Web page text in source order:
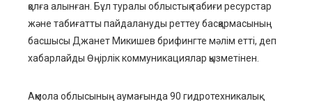
қолға алынған. Бұл туралы облыстық табиғи ресурстар
және табиғатты пайдалануды реттеу басқармасының
басшысы Джанет Микишев брифингте мәлім етті, деп
хабарлайды Өңірлік коммуникациялар қызметінен.
Ақмола облысының аумағында 90 гидротехникалық